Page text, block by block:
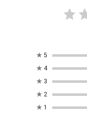
★ 5
★ 4
★ 3
★ 2
★ 1